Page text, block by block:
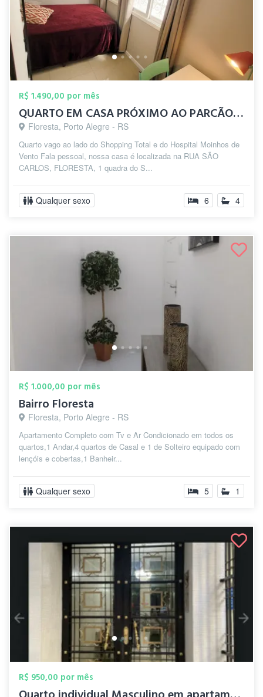
R$ 1.490,00 por mês
QUARTO EM CASA PRÓXIMO AO PARCÃO / MOINH...
Floresta, Porto Alegre - RS
Quarto vago ao lado do Shopping Total e do Hospital Moinhos de
Vento Fala pessoal, nossa casa é localizada na RUA SÃO
CARLOS, FLORESTA, 1 quadra do S...
Qualquer sexo 6 4
R$ 1.000,00 por mês
Bairro Floresta
Floresta, Porto Alegre - RS
Apartamento Completo com Tv e Ar Condicionado em todos os
quartos,1 Andar,4 quartos de Casal e 1 de Solteiro equipado com
lençóis e cobertas,1 Banheir...
Qualquer sexo 5 1
R$ 950,00 por mês